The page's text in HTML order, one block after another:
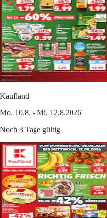
Kaufland
Mo. 10.8. - Mi. 12.8.2026
Noch 3 Tage gültig